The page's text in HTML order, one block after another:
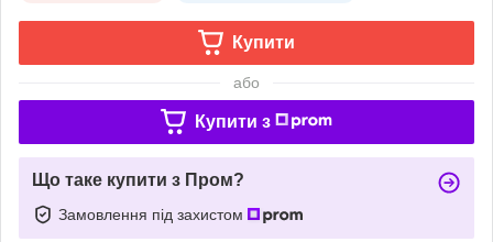
Купити
або
Купити з
Що таке купити з Пром?
Замовлення під захистом